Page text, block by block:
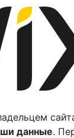
данные.